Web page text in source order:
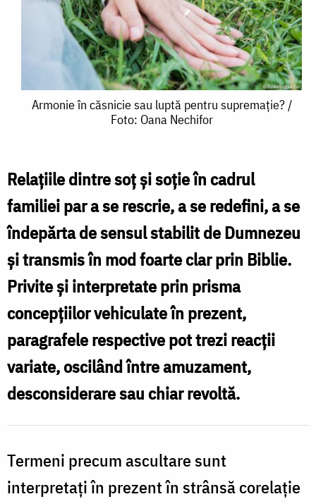
Armonie
sau
luptă
pentru
supremație?
/
Oana
Nechifor
Armonie în căsnicie sau luptă pentru supremație? /
Foto: Oana Nechifor
Relaţiile dintre soţ şi soţie în cadrul
familiei par a se rescrie, a se redefini, a se
îndepărta de sensul stabilit de Dumnezeu
şi transmis în mod foarte clar prin Biblie.
Privite şi interpretate prin prisma
concepţiilor vehiculate în prezent,
paragrafele respective pot trezi reacţii
variate, oscilând între amuzament,
desconsiderare sau chiar revoltă.
Termeni precum ascultare sunt
interpretaţi în prezent în strânsă corelaţie